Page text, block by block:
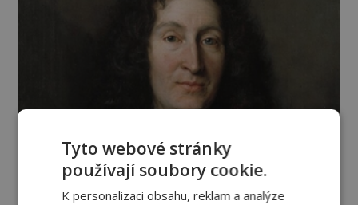
Tyto webové stránky
používají soubory cookie.
K personalizaci obsahu, reklam a analýze